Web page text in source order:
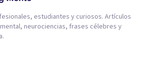
estudiantes y curiosos. Artículos
neurociencias, frases célebres y